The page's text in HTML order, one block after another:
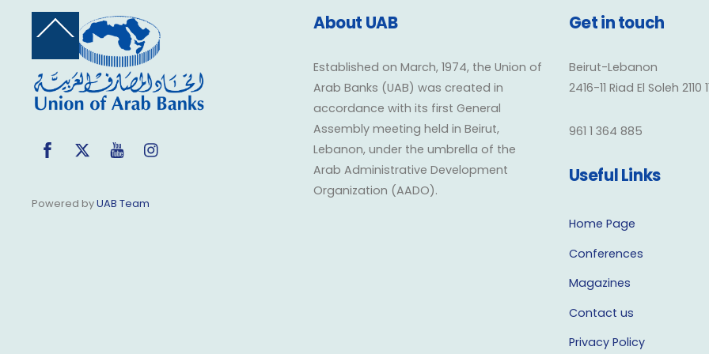
Back
Top
Facebook
Twitter YouTube
Powered byUAB Team
About UAB
Established on March, 1974, the Union of
Arab Banks (UAB) was created in
accordance with its first General
Assembly meeting held in Beirut,
Lebanon, under the umbrella of the
Arab Administrative Development
Organization (AADO).
Get in touch
Beirut-Lebanon
2416-11 Riad El Soleh 2110
961 1 364 885
Useful Links
Home Page
Conferences
Magazines
Contact us
Privacy Policy